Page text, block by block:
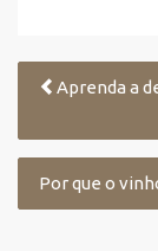
Aprenda a
Por que o